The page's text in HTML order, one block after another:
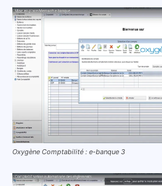
Oxygène Comptabilité : e-banque 3